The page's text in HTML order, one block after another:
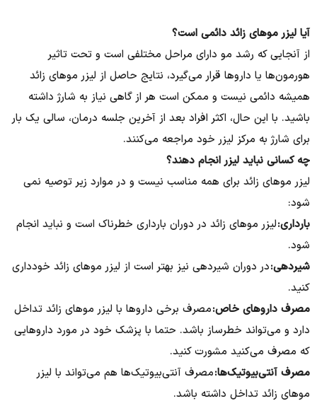
آیا لیزر موهای زائد دائمی است؟​
از آنجایی که رشد مو دارای مراحل مختلفی است و تحت تاثیر
هورمون‌ها یا داروها قرار می‌گیرد، نتایج حاصل از لیزر موهای زائد
همیشه دائمی نیست و ممکن است هر از گاهی نیاز به شارژ داشته
باشید. با این حال، اکثر افراد بعد از آخرین جلسه درمان، سالی یک بار
برای شارژ به مرکز لیزر خود مراجعه می‌کنند.
چه کسانی نباید لیزر انجام دهند؟​
لیزر موهای زائد برای همه مناسب نیست و در موارد زیر توصیه نمی
شود:
بارداری:لیزر موهای زائد در دوران بارداری خطرناک است و نباید انجام
شود.
شیردهی:در دوران شیردهی نیز بهتر است از لیزر موهای زائد خودداری
کنید.
مصرف داروهای خاص:مصرف برخی داروها با لیزر موهای زائد تداخل
دارد و می‌تواند خطرساز باشد. حتما با پزشک خود در مورد داروهایی
که مصرف می‌کنید مشورت کنید.
مصرف آنتی‌بیوتیک‌ها:مصرف آنتی‌بیوتیک‌ها هم می‌تواند با لیزر
موهای زائد تداخل داشته باشد.